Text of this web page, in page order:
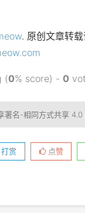
. 原创文章转
(0% score) - 0
署名-相同方式共享 4.0
赏 点赞